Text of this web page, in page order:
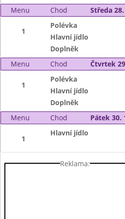
Menu
Chod Středa
1
Polévka
Hlavní jídlo
Doplněk
Menu
Chod Čtvrtek
1
Polévka
Hlavní jídlo
Doplněk
Menu
Chod Pátek 30.
1
Hlavní jídlo
Reklama: